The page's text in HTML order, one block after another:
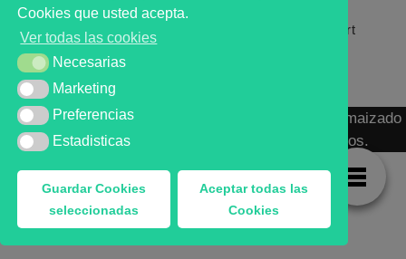
que ayuda a la decisión | First automated stock
markets analyst software as a desission support
system.
MARKT ADVISOR ® 2016 :: Análisis Bursátil Automaizado
de Activos Cotizados en Mercados Organizados.
Cookies que usted acepta.
Ver todas las cookies
NecesariasNecesarias
MarketingMarketing
Preferencias
Preferencias
Estadisticas
Estadisticas
Guardar Cookies
seleccionadas
Aceptar todas las
Cookies